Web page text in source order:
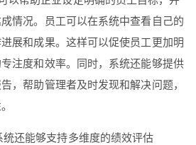
情况。员工可以在系统中查看自己的
展和成果。这样可以促使员工更加明
注度和效率。同时，系统还能够提供
，帮助管理者及时发现和解决问题，
还能够支持多维度的绩效评估